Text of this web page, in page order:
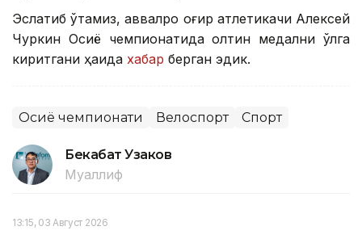
Эслатиб ўтамиз, аввалроқ оғир атлетикачи Алексей
Чуркин Осиё чемпионатида олтин медални қўлга
киритгани ҳақида хабар берган эдик.
Осиё чемпионати Велоспорт Спорт
Бекабат Узаков
Муаллиф
13:15, 03 Август 2026